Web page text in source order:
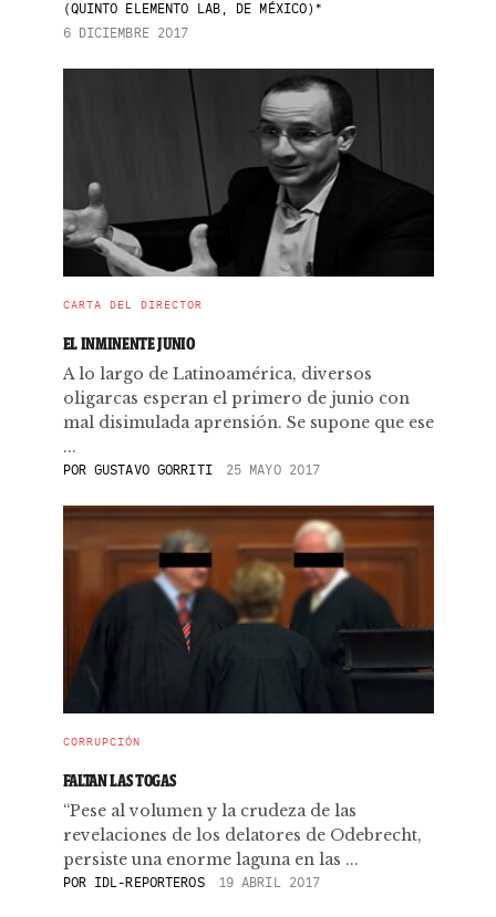
(QUINTO ELEMENTO LAB, DE MÉXICO)*
6 DICIEMBRE 2017
CARTA DEL DIRECTOR
EL INMINENTE JUNIO
A lo largo de Latinoamérica, diversos
oligarcas esperan el primero de junio con
mal disimulada aprensión. Se supone que ese
...
POR GUSTAVO GORRITI 25 MAYO 2017
CORRUPCIÓN
FALTAN LAS TOGAS
“Pese al volumen y la crudeza de las
revelaciones de los delatores de Odebrecht,
persiste una enorme laguna en las ...
POR IDL-REPORTEROS 19 ABRIL 2017